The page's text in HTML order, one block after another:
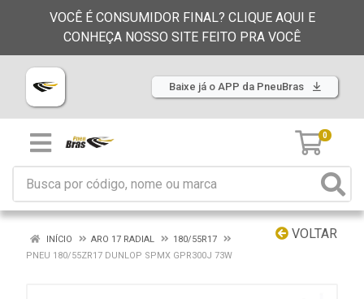
VOCÊ É CONSUMIDOR FINAL? CLIQUE AQUI E
CONHEÇA NOSSO SITE FEITO PRA VOCÊ
Baixe já o APP da PneuBras
0
VOLTAR
INÍCIO ARO 17 RADIAL
180/55R17
PNEU 180/55ZR17 DUNLOP SPMX GPR300J 73W